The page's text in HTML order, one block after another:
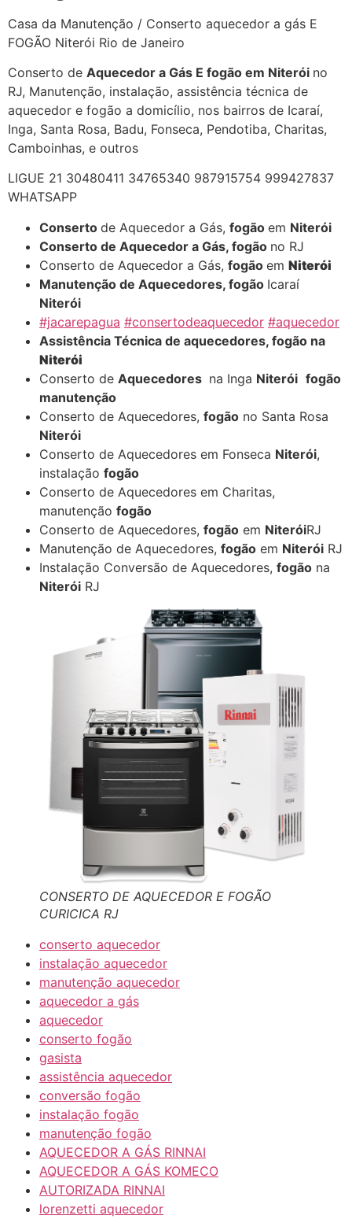
Casa da Manutenção / Conserto aquecedor a gás E
FOGÃO Niterói Rio de Janeiro
Conserto de Aquecedor a Gás E fogão em Niterói no
RJ, Manutenção, instalação, assistência técnica de
aquecedor e fogão a domicílio, nos bairros de Icaraí,
Inga, Santa Rosa, Badu, Fonseca, Pendotiba, Charitas,
Camboinhas, e outros
LIGUE 21 30480411 34765340 987915754 999427837
WHATSAPP
Conserto de Aquecedor a Gás, fogão em Niterói
Conserto de Aquecedor a Gás, fogão no RJ
Conserto de Aquecedor a Gás, fogão em Niterói
Manutenção de Aquecedores, fogão Icaraí
Niterói
#jacarepagua #consertodeaquecedor #aquecedor
Assistência Técnica de aquecedores, fogão na
Niterói
Conserto de Aquecedores na Inga Niterói fogão
manutenção
Conserto de Aquecedores, fogão no Santa Rosa
Niterói
Conserto de Aquecedores em Fonseca Niterói,
instalação fogão
Conserto de Aquecedores em Charitas,
manutenção fogão
Conserto de Aquecedores, fogão em NiteróiRJ
Manutenção de Aquecedores, fogão em Niterói RJ
Instalação Conversão de Aquecedores, fogão na
Niterói RJ
CONSERTO DE AQUECEDOR E FOGÃO
CURICICA RJ
conserto aquecedor
instalação aquecedor
manutenção aquecedor
aquecedor a gás
aquecedor
conserto fogão
gasista
assistência aquecedor
conversão fogão
instalação fogão
manutenção fogão
AQUECEDOR A GÁS RINNAI
AQUECEDOR A GÁS KOMECO
AUTORIZADA RINNAI
lorenzetti aquecedor